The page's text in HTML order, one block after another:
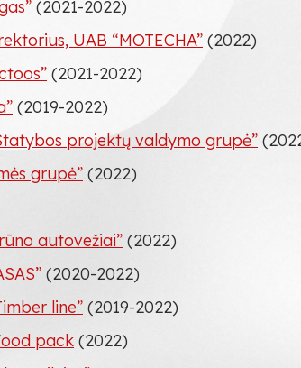
(2021-2022)
UAB “MOTECHA” (2022)
(2021-2022)
(2019-2022)
projektų valdymo grupė”
grupė” (2022)
autovežiai” (2022)
(2020-2022)
line” (2019-2022)
pack (2022)